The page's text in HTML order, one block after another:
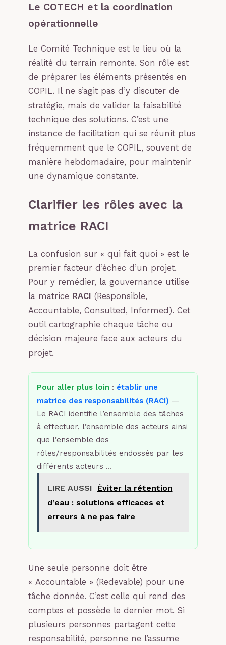
Le COTECH et la coordination
opérationnelle
Le Comité Technique est le lieu où la
réalité du terrain remonte. Son rôle est
de préparer les éléments présentés en
COPIL. Il ne s’agit pas d’y discuter de
stratégie, mais de valider la faisabilité
technique des solutions. C’est une
instance de facilitation qui se réunit plus
fréquemment que le COPIL, souvent de
manière hebdomadaire, pour maintenir
une dynamique constante.
Clarifier les rôles avec la
matrice RACI
La confusion sur « qui fait quoi » est le
premier facteur d’échec d’un projet.
Pour y remédier, la gouvernance utilise
la matrice RACI (Responsible,
Accountable, Consulted, Informed). Cet
outil cartographie chaque tâche ou
décision majeure face aux acteurs du
projet.
Pour aller plus loin : établir une
matrice des responsabilités (RACI) —
Le RACI identifie l’ensemble des tâches
à effectuer, l’ensemble des acteurs ainsi
que l’ensemble des
rôles/responsabilités endossés par les
différents acteurs …
LIRE AUSSI
Éviter la rétention
d’eau : solutions efficaces et
erreurs à ne pas faire
Une seule personne doit être
« Accountable » (Redevable) pour une
tâche donnée. C’est celle qui rend des
comptes et possède le dernier mot. Si
plusieurs personnes partagent cette
responsabilité, personne ne l’assume